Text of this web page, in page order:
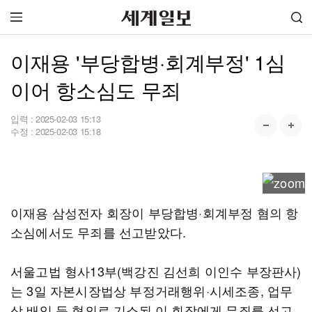
이재용 '부당합병·회계부정' 1심
이어 항소심도 무죄
입력 : 2025-02-03 15:13
수정 : 2025-02-03 15:18
이재용 삼성전자 회장이 부당합병·회계부정 혐의 항
소심에서도 무죄를 선고받았다.
서울고법 형사13부(백강진 김선희 이인수 부장판사)
는 3일 자본시장법상 부정거래행위·시세조종, 업무